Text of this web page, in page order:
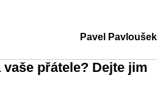
Pavel Pavloušek
přátele? Dejte jim